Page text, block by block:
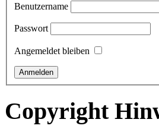
Benutzername
Passwort
Angemeldet bleiben
Copyright